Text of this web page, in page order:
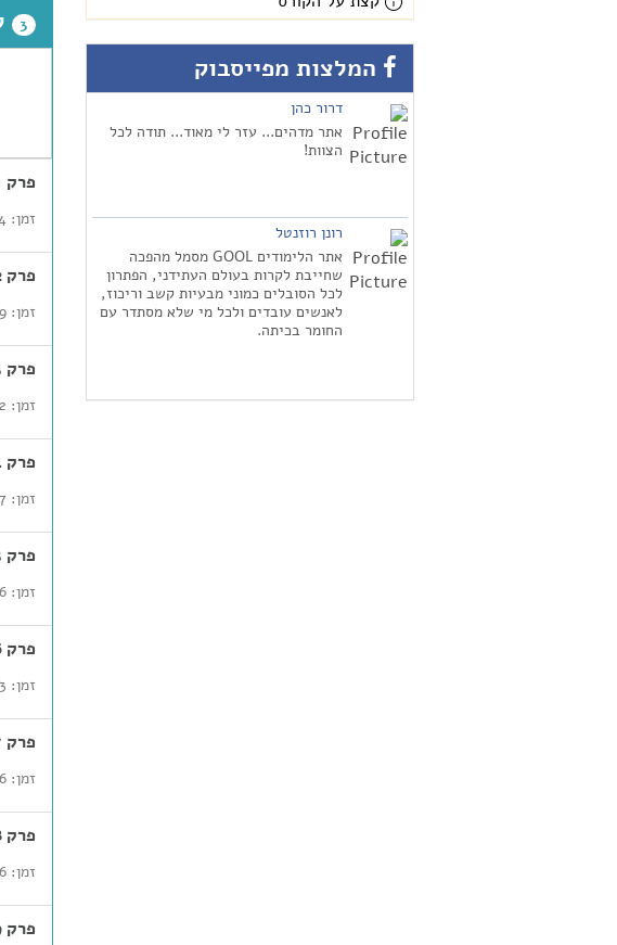
המלצות מפייסבוק
דרור כהן
אתר מדהים... עזר לי מאוד... תודה לכל
הצוות!
רונן רוזנטל
אתר הלימודים GOOL מסמל מהפכה
שחייבת לקרות בעולם העתידני, הפתרון
לכל הסובלים כמוני מבעיות קשב וריכוז,
לאנשים עובדים ולכל מי שלא מסתדר עם
החומר בכיתה.
3
פרק 1 - חישובי ערך היוונים (שימוש בנוסחאות)
זמן: 8:34 שעות
פרק 2 - ריביות
זמן: 4903:39 שעות
פרק 3 - שחזורי שאלות בנושא חישובי ערך (היוונים וריביות) והערכת מניות
זמן: 2:42 שעות
פרק 4 - הלוואות ולוחות סילוקין
זמן: 57 דקות
פרק 5 - שחזורי שאלות בנושא הלוואות ולוחות סילוקין
זמן: 46 דקות
פרק 6 - אינפלציה מדד ושינוי ברמת המחירים
זמן: 1:33 שעות
פרק 7 - שחזורי שאלות מימון בתנאי אינפלציה
זמן: 26 דקות
פרק 8 - הערכת איגרות חוב (אגח)
זמן: 1:46 שעות
פרק 9 - שחזורי שאלות הערכת איגרות חוב